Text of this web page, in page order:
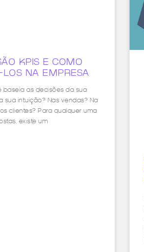
KPIS E COMO
NA EMPRESA
baseia as decisões da sua
sua intuição? Nas vendas? Na
clientes? Para qualquer uma
existe um